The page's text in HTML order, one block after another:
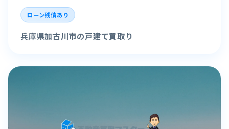
ローン残債あり
兵庫県加古川市の戸建て買取り